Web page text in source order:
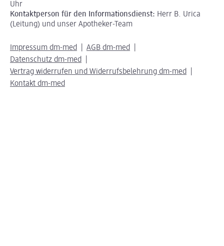
Uhr
Kontaktperson für den Informationsdienst: Herr B. Urica
(Leitung) und unser Apotheker-Team
Impressum dm-med
AGB dm-med
Datenschutz dm-med
Vertrag widerrufen und Widerrufsbelehrung dm-med
Kontakt dm-med